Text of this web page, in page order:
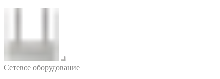
Cетевое оборудование